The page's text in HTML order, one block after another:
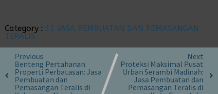
Category : 11 JASA PEMBUATAN DAN PEMASANGAN
TERALIS
Previous
Benteng Pertahanan
Properti Perbatasan: Jasa
Pembuatan dan
Pemasangan Teralis di
Next
Proteksi Maksimal Pusat
Urban Serambi Madinah:
Jasa Pembuatan dan
Pemasangan Teralis di